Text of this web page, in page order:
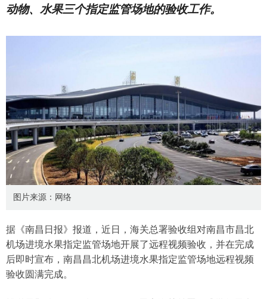
动物、水果三个指定监管场地的验收工作。
图片来源：网络
据《南昌日报》报道，近日，海关总署验收组对南昌市昌北
机场进境水果指定监管场地开展了远程视频验收，并在完成
后即时宣布，南昌昌北机场进境水果指定监管场地远程视频
验收圆满完成。